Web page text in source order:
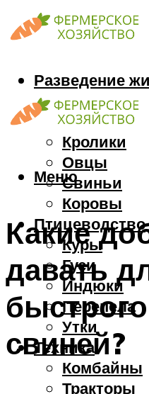
Разведение
Козы
Кони
Кролики
Овцы
Свиньи
Коровы
Птицеводство
Куры
Гуси
Индюки
Перепела
Утки
Техника
Комбайны
Тракторы
Меню
Какие
давать
свиней?